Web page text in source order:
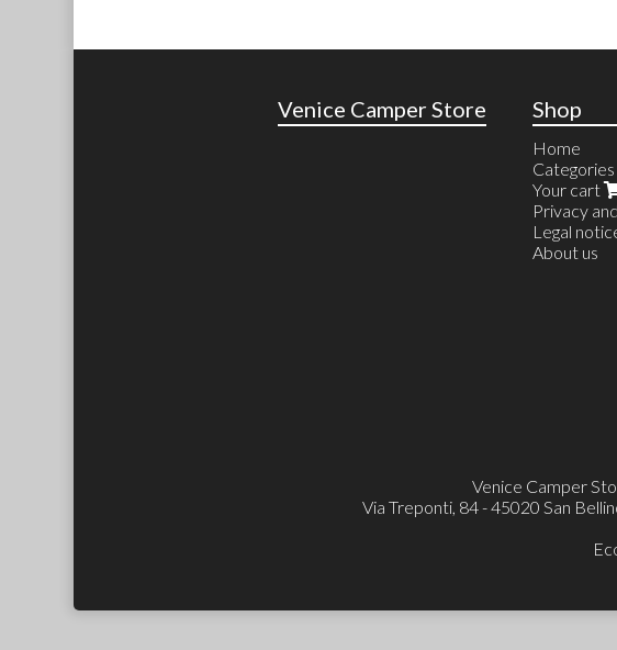
Venice Camper Store Shop
Home
Categories
Your cart
Privacy
Legal
About us
Venice Camper
Via Treponti, 84 - 45020 San